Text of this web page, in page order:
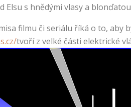
Elsu s hnědými vlasy a
filmu či seriálu říká o to,
tvoří z velké části elektrické